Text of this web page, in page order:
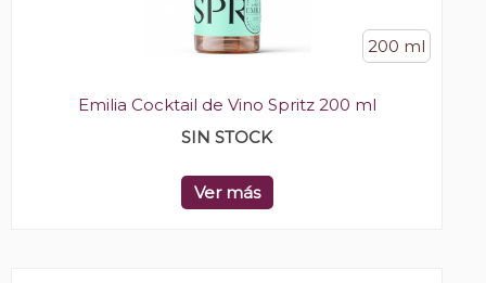
200 ml
Emilia Cocktail de Vino Spritz 200 ml
SIN STOCK
Ver más